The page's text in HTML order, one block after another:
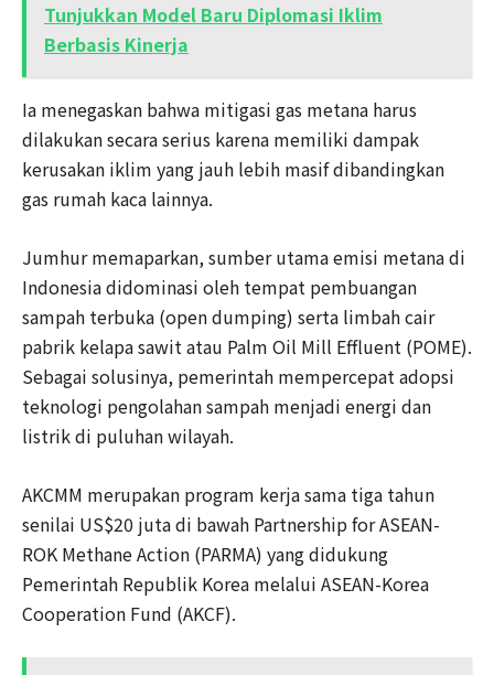
Tunjukkan Model Baru Diplomasi Iklim
Berbasis Kinerja
Ia menegaskan bahwa mitigasi gas metana harus
dilakukan secara serius karena memiliki dampak
kerusakan iklim yang jauh lebih masif dibandingkan
gas rumah kaca lainnya.
Jumhur memaparkan, sumber utama emisi metana di
Indonesia didominasi oleh tempat pembuangan
sampah terbuka (open dumping) serta limbah cair
pabrik kelapa sawit atau Palm Oil Mill Effluent (POME).
Sebagai solusinya, pemerintah mempercepat adopsi
teknologi pengolahan sampah menjadi energi dan
listrik di puluhan wilayah.
AKCMM merupakan program kerja sama tiga tahun
senilai US$20 juta di bawah Partnership for ASEAN-
ROK Methane Action (PARMA) yang didukung
Pemerintah Republik Korea melalui ASEAN-Korea
Cooperation Fund (AKCF).